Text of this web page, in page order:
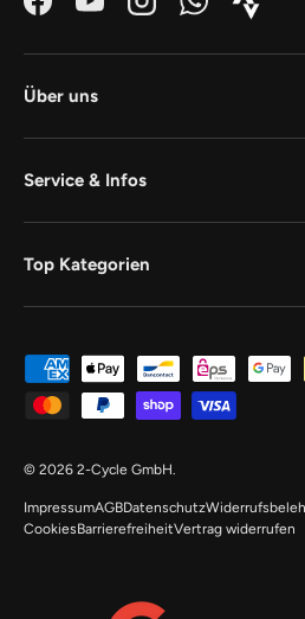
FacebookYouTubeInstagramWhatsApp
Über uns
Service & Infos
Top Kategorien
Zahlungsmethoden
© 2026 2-Cycle GmbH.
ImpressumAGBDatenschutz
CookiesBarrierefreiheitVertrag widerrufen